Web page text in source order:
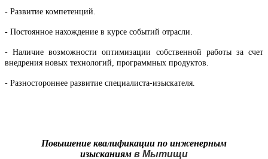
- Развитие компетенций.
- Постоянное нахождение в курсе событий отрасли.
- Наличие возможности оптимизации собственной работы за счет
внедрения новых технологий, программных продуктов.
- Разностороннее развитие специалиста-изыскателя.
Повышение квалификации по инженерным
изысканиям в Мытищи